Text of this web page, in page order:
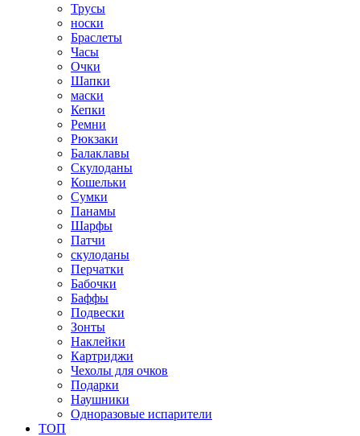
Трусы
носки
Браслеты
Часы
Очки
Шапки
маски
Кепки
Ремни
Рюкзаки
Балаклавы
Скулоданы
Кошельки
Сумки
Панамы
Шарфы
Патчи
скулоданы
Перчатки
Бабочки
Баффы
Подвески
Зонты
Наклейки
Картриджи
Чехолы для очков
Подарки
Наушники
Одноразовые испарители
ТОП